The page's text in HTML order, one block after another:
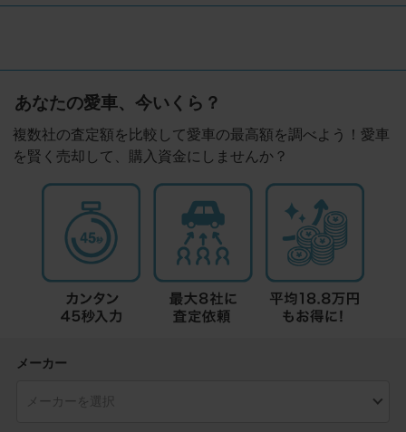
あなたの愛車、今いくら？
複数社の査定額を比較して愛車の最高額を調べよう！愛車
を賢く売却して、購入資金にしませんか？
メーカー